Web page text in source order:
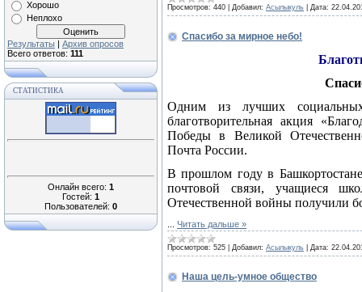
Хорошо
Неплохо
Результаты | Архив опросов
Всего ответов: 111
СТАТИСТИКА
Онлайн всего: 1
Гостей: 1
Пользователей: 0
Просмотров: 440 Добавил: Асылыкуль Дата:
Спасибо за мирное небо!
Одним из лучших
благотворительная акция
Победы в Великой
Почта России.
В прошлом году в
почтовой связи, учащиеся
Отечественной войны получили
Читать дальше »
Просмотров: 525 Добавил: Асылыкуль Дата:
Наша цель-умное общество